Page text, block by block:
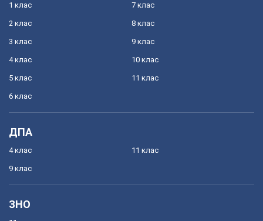
1 клас
2 клас
3 клас
4 клас
5 клас
6 клас
7 клас
8 клас
9 клас
10 клас
11 клас
ДПА
4 клас
9 клас
11 клас
ЗНО